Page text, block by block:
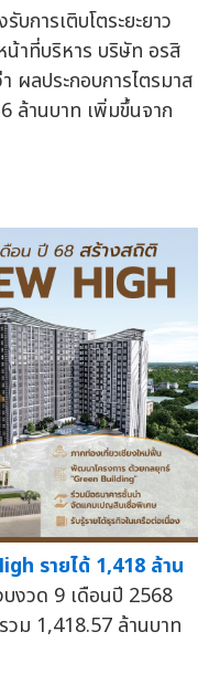
บการเติบโตระยะยาว
าที่บริหาร บริษัท อรสิ
ผลประกอบการไตรมาส
ล้านบาท เพิ่มขึ้นจาก
รายได้ 1,418 ล้าน
งวด 9 เดือนปี 2568
ม 1,418.57 ล้านบาท